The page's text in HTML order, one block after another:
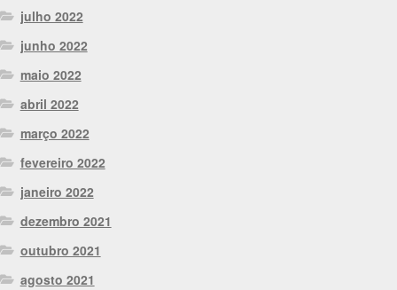
julho 2022
junho 2022
maio 2022
abril 2022
março 2022
fevereiro 2022
janeiro 2022
dezembro 2021
outubro 2021
agosto 2021